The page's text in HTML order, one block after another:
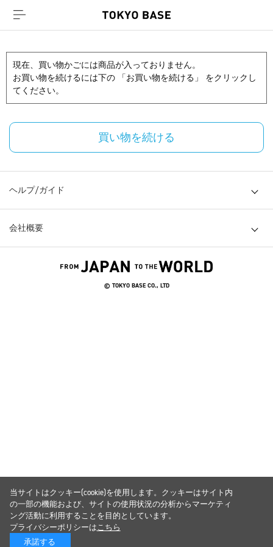
現在、買い物かごには商品が入っておりません。
お買い物を続けるには下の 「お買い物を続ける」 をクリックし
てください。
買い物を続ける
ヘルプ/ガイド
会社概要
© TOKYO BASE CO., LTD
当サイトはクッキー(cookie)を使用します。クッキーはサイト内
の一部の機能および、サイトの使用状況の分析からマーケティ
ング活動に利用することを目的としています。
プライバシーポリシーはこちら
承諾する